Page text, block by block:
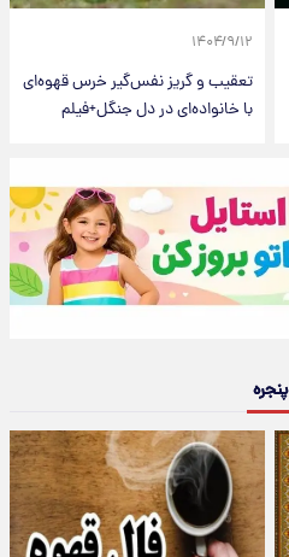
۱۴۰۴/۹/۱۲
تعقیب و گریز نفس‌گیر خرس قهوه‌ای
با خانواده‌ای در دل جنگل+فیلم
پنجره